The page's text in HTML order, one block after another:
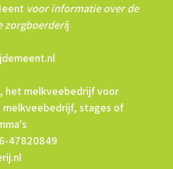
voor informatie over de
zorgboerderij
het melkveebedrijf voor
stages of
47820849